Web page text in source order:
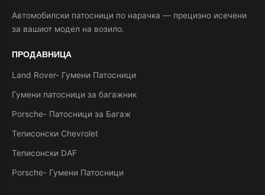
Автомобилски патосници по нарачка — прецизно исечени
за вашиот модел на возило.
ПРОДАВНИЦА
Land Rover- Гумени Патосници
Гумени патосници за багажник
Porsche- Патосници за Багаж
Теписонски Chevrolet
Теписонски DAF
Porsche- Гумени Патосници